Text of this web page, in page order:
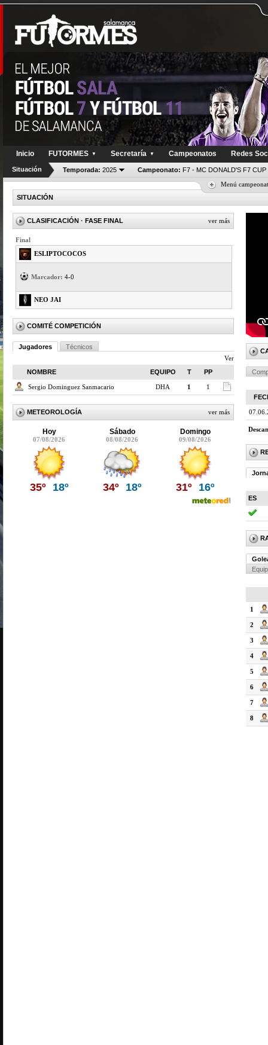
Inicio FUTORMES ▼ Secretaría ▼ Campeonatos Redes
Situación Temporada: 2025 Campeonato: F7 - MC DONALD'S F7 CUP
Menú
SITUACIÓN
CLASIFICACIÓN · FASE FINAL ver más
Final
ESLIPTOCOCOS
Marcador: 4-0
NEO JAI
COMITÉ COMPETICIÓN
Jugadores
Técnicos
Ver
NOMBRE
EQUIPO T PP
Sergio Dominguez Sanmacario DHA 1 1
METEOROLOGÍA ver más
Hoy
07/08/2026
35º 18º
Sábado
08/08/2026
34º 18º
Domingo
09/08/2026
31º 16º
ES
1
2
3
4
5
6
7
8